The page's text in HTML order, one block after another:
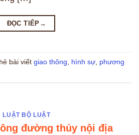
ĐỌC TIẾP →
bài viết giao thông hình sự phương
LUẬT BỘ LUẬT
đường thủy nội địa